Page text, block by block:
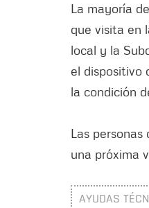
La mayoría
que visita en
local y la
el dispositivo
la condición
Las
una próxima
AYUDAS